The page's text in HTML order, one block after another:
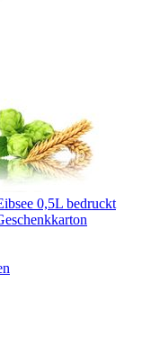
0,5L bedruckt